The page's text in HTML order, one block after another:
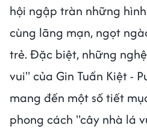
hội ngập tràn những
cùng lãng mạn, ngọt
trẻ. Đặc biệt, những
vui" của Gin Tuấn Kiệt -
mang đến một số tiết
phong cách "cây nhà lá